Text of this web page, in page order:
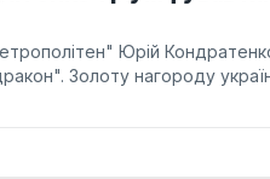
Юрій
Золоту нагороду